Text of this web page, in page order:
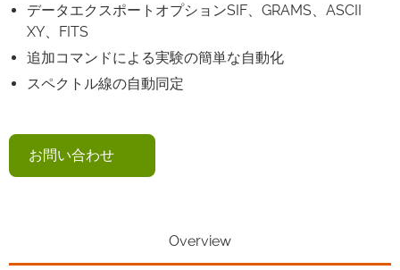
データエクスポートオプションSIF、GRAMS、ASCII
XY、FITS
追加コマンドによる実験の簡単な自動化
スペクトル線の自動同定
お問い合わせ
Overview